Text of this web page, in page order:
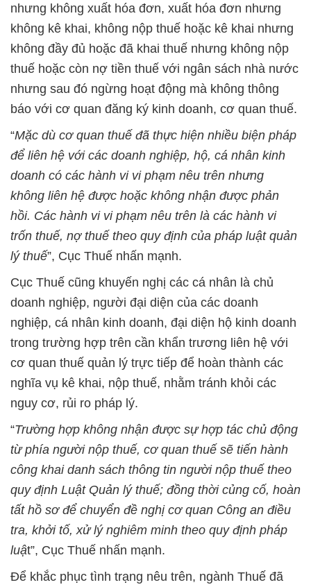
nhưng không xuất hóa đơn, xuất hóa đơn nhưng
không kê khai, không nộp thuế hoặc kê khai nhưng
không đầy đủ hoặc đã khai thuế nhưng không nộp
thuế hoặc còn nợ tiền thuế với ngân sách nhà nước
nhưng sau đó ngừng hoạt động mà không thông
báo với cơ quan đăng ký kinh doanh, cơ quan thuế.
“Mặc dù cơ quan thuế đã thực hiện nhiều biện pháp
để liên hệ với các doanh nghiệp, hộ, cá nhân kinh
doanh có các hành vi vi phạm nêu trên nhưng
không liên hệ được hoặc không nhận được phản
hồi. Các hành vi vi phạm nêu trên là các hành vi
trốn thuế, nợ thuế theo quy định của pháp luật quản
lý thuế”, Cục Thuế nhấn mạnh.
Cục Thuế cũng khuyến nghị các cá nhân là chủ
doanh nghiệp, người đại diện của các doanh
nghiệp, cá nhân kinh doanh, đại diện hộ kinh doanh
trong trường hợp trên cần khẩn trương liên hệ với
cơ quan thuế quản lý trực tiếp để hoàn thành các
nghĩa vụ kê khai, nộp thuế, nhằm tránh khỏi các
nguy cơ, rủi ro pháp lý.
“Trường hợp không nhận được sự hợp tác chủ động
từ phía người nộp thuế, cơ quan thuế sẽ tiến hành
công khai danh sách thông tin người nộp thuế theo
quy định Luật Quản lý thuế; đồng thời củng cố, hoàn
tất hồ sơ để chuyển đề nghị cơ quan Công an điều
tra, khởi tố, xử lý nghiêm minh theo quy định pháp
luật”, Cục Thuế nhấn mạnh.
Để khắc phục tình trạng nêu trên, ngành Thuế đã